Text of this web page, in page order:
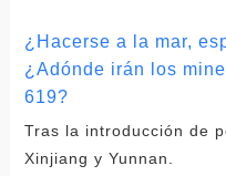
¿Hacerse a la mar,
¿Adónde irán los
619?
Tras la introducción de
Xinjiang y Yunnan.